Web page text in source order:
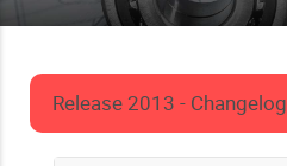
Release 2013 - Changelog